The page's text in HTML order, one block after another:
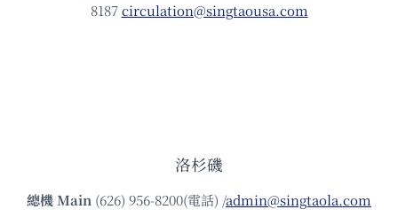
8187circulation@singtaousa.com
洛杉磯
總機Main (626) 956-8200(電話) /admin@singtaola.com